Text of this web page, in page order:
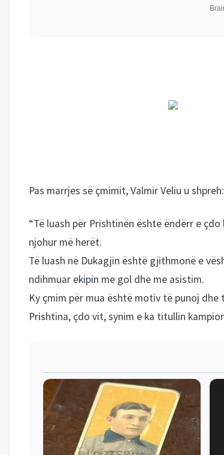
Pas marrjes së çmimit, Valmir Veliu u shpreh:
“Të luash për Prishtinën është ëndërr e
njohur më herët.
Të luash në Dukagjin është gjithmonë e
ndihmuar ekipin me gol dhe me asistim.
Ky çmim për mua është motiv të punoj
Prishtina, çdo vit, synim e ka titullin